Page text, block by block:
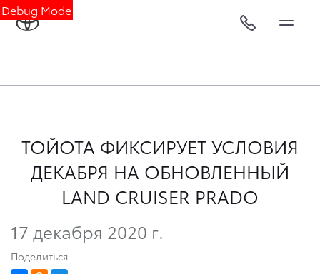
Debug Mode
ТОЙОТА ФИКСИРУЕТ УСЛОВИЯ
ДЕКАБРЯ НА ОБНОВЛЕННЫЙ
LAND CRUISER PRADO
17 декабря 2020 г.
Поделиться